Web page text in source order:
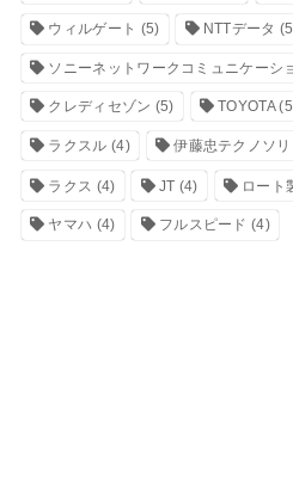
ウィルゲート (5) NTTデータ
ソニーネットワークコミュニケーシ
クレディセゾン (5) TOYOTA
ラクスル (4) 伊藤忠テクノソ
ラクス (4) JT (4) ロート
ヤマハ (4) フルスピード (4)